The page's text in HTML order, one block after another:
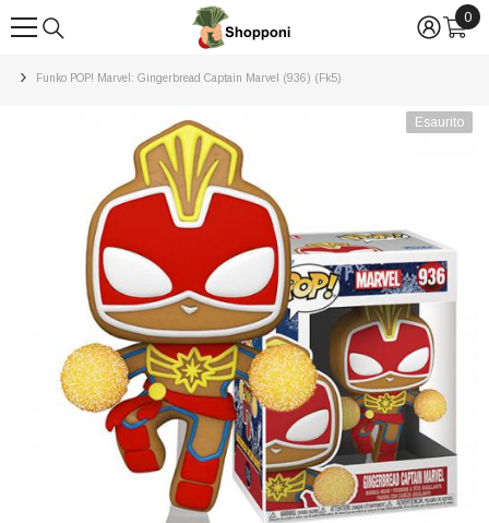
VAI DIRETTAMENTE AI CONTENUTI 0
0
Funko POP! Marvel: Gingerbread Captain Marvel (936) (fk5)
Esaurito